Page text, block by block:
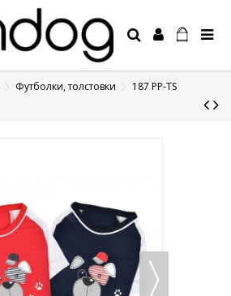
Футболки, толстовки
187 PP-TS